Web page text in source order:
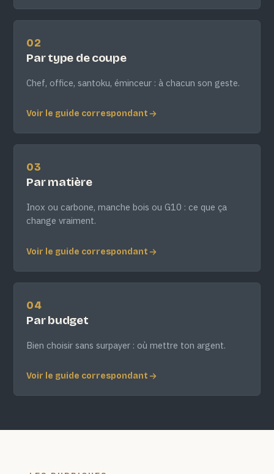
02
Par type de coupe
Chef, office, santoku, éminceur : à chacun son geste.
Voir le guide correspondant
03
Par matière
Inox ou carbone, manche bois ou G10 : ce que ça
change vraiment.
Voir le guide correspondant
04
Par budget
Bien choisir sans surpayer : où mettre ton argent.
Voir le guide correspondant